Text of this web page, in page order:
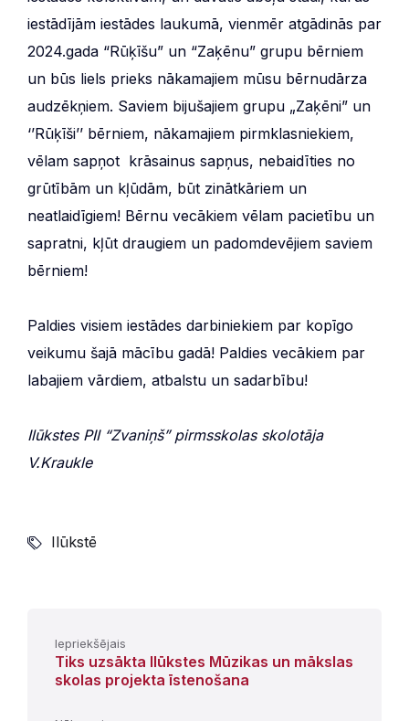
iestādījām iestādes laukumā, vienmēr atgādinās par
2024.gada “Rūķīšu” un “Zaķēnu” grupu bērniem
un būs liels prieks nākamajiem mūsu bērnudārza
audzēkņiem. Saviem bijušajiem grupu „Zaķēni” un
‘’Rūķīši’’ bērniem, nākamajiem pirmklasniekiem,
vēlam sapņot krāsainus sapņus, nebaidīties no
grūtībām un kļūdām, būt zinātkāriem un
neatlaidīgiem! Bērnu vecākiem vēlam pacietību un
sapratni, kļūt draugiem un padomdevējiem saviem
bērniem!
Paldies visiem iestādes darbiniekiem par kopīgo
veikumu šajā mācību gadā! Paldies vecākiem par
labajiem vārdiem, atbalstu un sadarbību!
Ilūkstes PII “Zvaniņš” pirmsskolas skolotāja
V.Kraukle
Ilūkstē
Iepriekšējais
Tiks uzsākta Ilūkstes Mūzikas un mākslas
skolas projekta īstenošana